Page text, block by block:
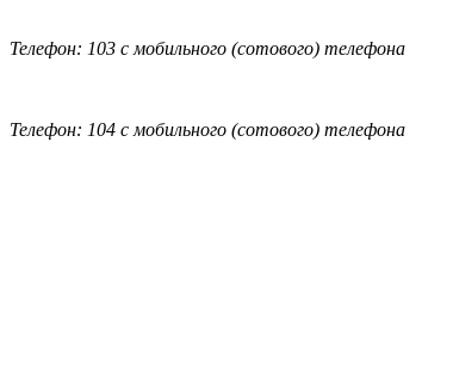
Телефон: 103 с мобильного (сотового) телефона
Телефон: 104 с мобильного (сотового) телефона